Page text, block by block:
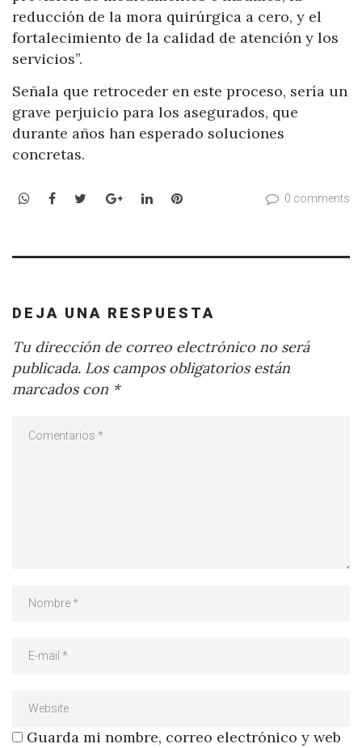
reducción de la mora quirúrgica a cero, y el
fortalecimiento de la calidad de atención y los
servicios”.
Señala que retroceder en este proceso, sería un
grave perjuicio para los asegurados, que
durante años han esperado soluciones
concretas.
WhatsApp
Facebook
TwitterGoogle+LinkedInPinterest 0 comments
DEJA UNA RESPUESTA
Tu dirección de correo electrónico no será
publicada. Los campos obligatorios están
marcados con *
Guarda mi nombre, correo electrónico y web